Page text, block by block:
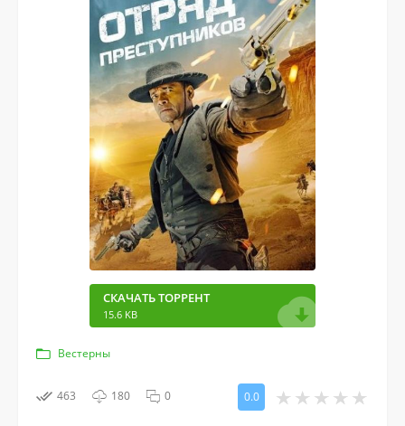
СКАЧАТЬ ТОРРЕНТ
15.6 KB
Вестерны
463 180 0 0.0